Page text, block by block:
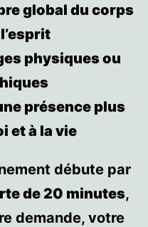
global du corps
physiques ou
présence plus
et à la vie
débute par
de 20 minutes,
demande, votre